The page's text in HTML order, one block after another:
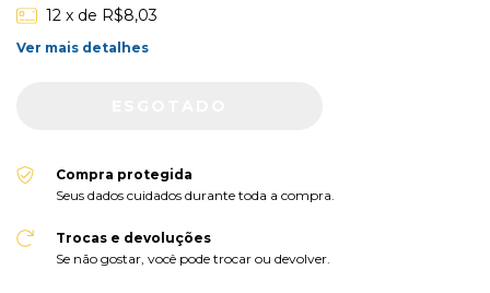
12 x de R$8,03
Ver mais detalhes
Compra protegida
Seus dados cuidados durante toda a compra.
Trocas e devoluções
Se não gostar, você pode trocar ou devolver.